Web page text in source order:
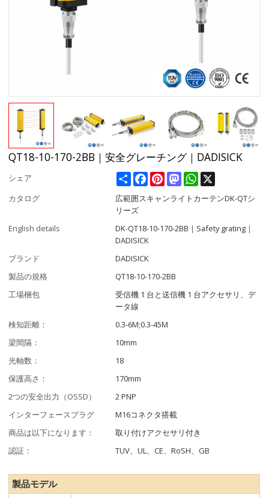
QT18-10-170-2BB｜安全グレーチング｜DADISICK
シェア ShareFacebookPinterestMastodonWhatsApp
カタログ
広範囲スキャンライトカーテンDK-QTシ
リーズ
English details
DK-QT18-10-170-2BB｜Safety grating｜
DADISICK
ブランド
DADISICK
製品の規格
QT18-10-170-2BB
工場梱包
受信機 1 台と送信機 1 台アクセサリ、デ
ータ線
検知距離：
0.3-6M;0.3-45M
梁間隔：
10mm
光軸数：
18
保護高さ：
170mm
2つの安全出力（OSSD）
2 PNP
インターフェースプラグ
M16コネクタ搭載
商品は以下になります：
取り付けアクセサリ付き
認証：
TUV、UL、CE、RoSH、GB
製品モデル